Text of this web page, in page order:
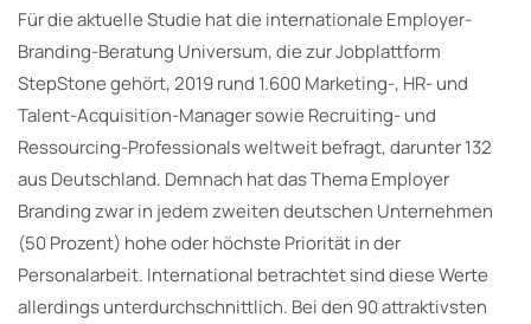
Für die aktuelle Studie hat die internationale Employer-
Branding-Beratung Universum, die zur Jobplattform
StepStone gehört, 2019 rund 1.600 Marketing-, HR- und
Talent-Acquisition-Manager sowie Recruiting- und
Ressourcing-Professionals weltweit befragt, darunter 132
aus Deutschland. Demnach hat das Thema Employer
Branding zwar in jedem zweiten deutschen Unternehmen
(50 Prozent) hohe oder höchste Priorität in der
Personalarbeit. International betrachtet sind diese Werte
allerdings unterdurchschnittlich. Bei den 90 attraktivsten